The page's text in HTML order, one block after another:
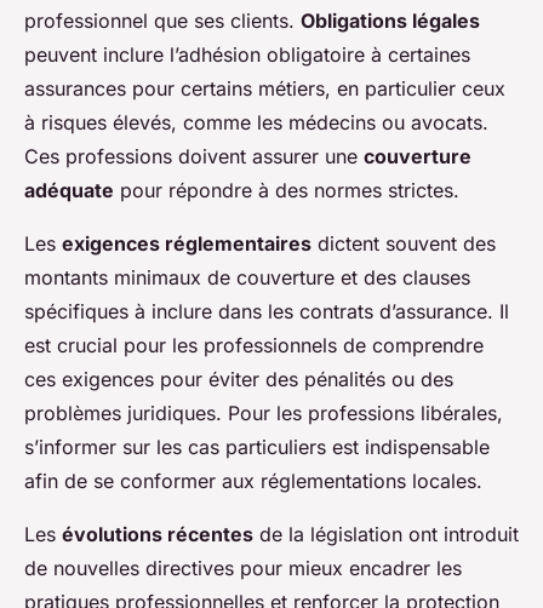
professionnel que ses clients. Obligations légales
peuvent inclure l’adhésion obligatoire à certaines
assurances pour certains métiers, en particulier ceux
à risques élevés, comme les médecins ou avocats.
Ces professions doivent assurer une couverture
adéquate pour répondre à des normes strictes.
Les exigences réglementaires dictent souvent des
montants minimaux de couverture et des clauses
spécifiques à inclure dans les contrats d’assurance. Il
est crucial pour les professionnels de comprendre
ces exigences pour éviter des pénalités ou des
problèmes juridiques. Pour les professions libérales,
s’informer sur les cas particuliers est indispensable
afin de se conformer aux réglementations locales.
Les évolutions récentes de la législation ont introduit
de nouvelles directives pour mieux encadrer les
pratiques professionnelles et renforcer la protection